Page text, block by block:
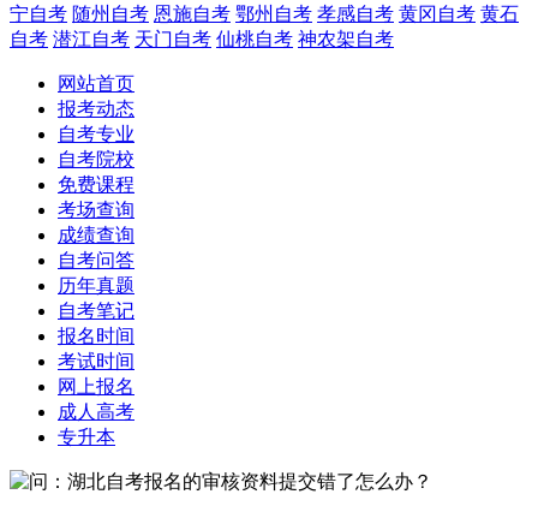
宁自考 随州自考 恩施自考 鄂州自考 孝感自考 黄冈自考 黄石
自考 潜江自考 天门自考 仙桃自考 神农架自考
网站首页
报考动态
自考专业
自考院校
免费课程
考场查询
成绩查询
自考问答
历年真题
自考笔记
报名时间
考试时间
网上报名
成人高考
专升本